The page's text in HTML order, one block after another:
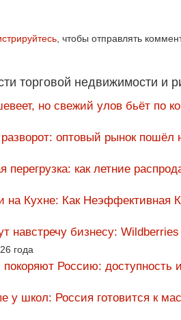
, чтобы отправлять
торговой недвижимости и
но свежий улов бьёт по
оптовый рынок
перегрузка: как летние
на Кухне: Как
навстречу бизнесу:
года
покоряют Россию:
у школ: Россия готовится к